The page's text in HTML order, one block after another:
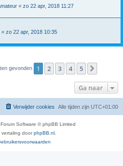
« zo 22 apr, 2018 11:27
« zo 22 apr, 2018 10:35
gevonden 1 2 3 4 5
Ga naar
Alle tijden zijn UTC+01:00
Verwijder cookies
Software © phpBB Limited
vertaling doorphpBB.nl